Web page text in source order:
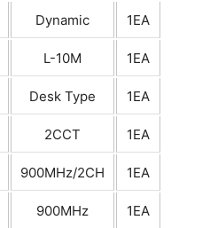
Dynamic 1EA
L-10M 1EA
Desk Type 1EA
2CCT 1EA
900MHz/2CH 1EA
900MHz 1EA